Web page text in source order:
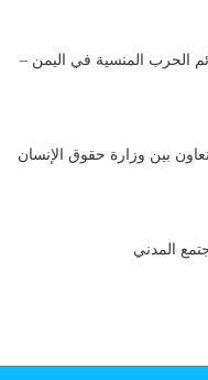
الحرب المنسية في اليمن –
بين وزارة حقوق الإنسان
المدني